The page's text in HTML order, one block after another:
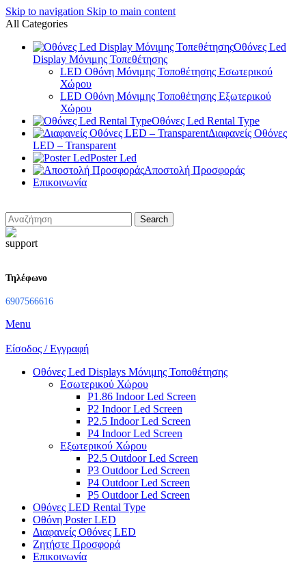
Skip to navigation Skip to main content
All Categories
Οθόνες Led
Display Μόνιμης Τοπεθέτησης
LED Οθόνη Μόνιμης Τοποθέτησης Εσωτερικού
Χώρου
LED Οθόνη Μόνιμης Τοποθέτησης Εξωτερικού
Χώρου
Οθόνες Led Rental Type
Διαφανείς Οθόνες
LED – Transparent
Poster Led
Αποστολή Προσφοράς
Επικοινωνία
Search
Τηλέφωνο
6907566616
Menu
Είσοδος / Εγγραφή
Οθόνες Led Displays Μόνιμης Τοποθέτησης
Εσωτερικού Χώρου
P1.86 Indoor Led Screen
P2 Indoor Led Screen
P2.5 Indoor Led Screen
P4 Indoor Led Screen
Εξωτερικού Χώρου
P2.5 Outdoor Led Screen
P3 Outdoor Led Screen
P4 Outdoor Led Screen
P5 Outdoor Led Screen
Οθόνες LED Rental Type
Οθόνη Poster LED
Διαφανείς Οθόνες LED
Ζητήστε Προσφορά
Επικοινωνία